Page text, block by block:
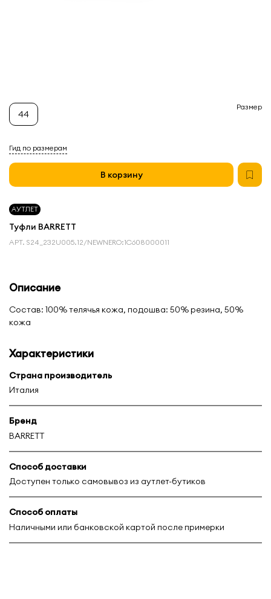
АУТЛЕТ
Туфли BARRETT
АРТ. S24_232U005.12/NEWNERO:1С608000011
Гид по размерам
В корзину
Размер
44
Описание
Состав: 100% телячья кожа, подошва: 50% резина, 50%
кожа
Характеристики
Страна производитель
Италия
Бренд
BARRETT
Способ доставки
Доступен только самовывоз из аутлет-бутиков
Способ оплаты
Наличными или банковской картой после примерки